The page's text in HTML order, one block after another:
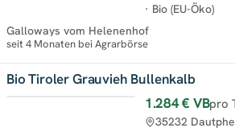
· Bio (EU-Öko)
Galloways vom Helenenhof
seit 4 Monaten bei Agrarbörse
Bio Tiroler Grauvieh Bullenkalb
1.284 € VBpro
35232